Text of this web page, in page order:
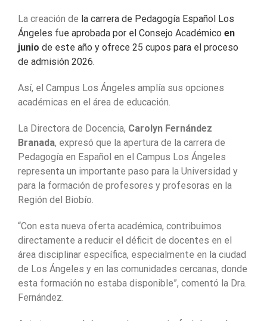
La creación de la carrera de Pedagogía Español Los
Ángeles fue aprobada por el Consejo Académico en
junio de este año y ofrece 25 cupos para el proceso
de admisión 2026.
Así, el Campus Los Ángeles amplía sus opciones
académicas en el área de educación.
La Directora de Docencia, Carolyn Fernández
Branada, expresó que la apertura de la carrera de
Pedagogía en Español en el Campus Los Ángeles
representa un importante paso para la Universidad y
para la formación de profesores y profesoras en la
Región del Biobío.
“Con esta nueva oferta académica, contribuimos
directamente a reducir el déficit de docentes en el
área disciplinar específica, especialmente en la ciudad
de Los Ángeles y en las comunidades cercanas, donde
esta formación no estaba disponible”, comentó la Dra.
Fernández.